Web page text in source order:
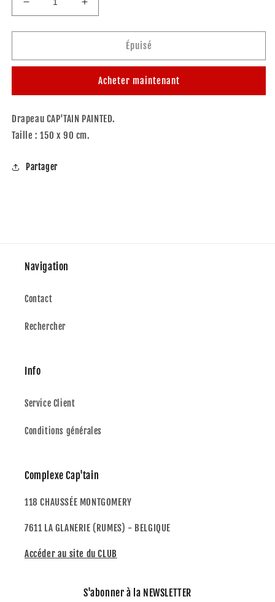
Réduire
la
quantité
DRAPEAU
Augmenter
la
quantité
DRAPEAU
PAINTED
Épuisé
Acheter maintenant
Drapeau CAP'TAIN PAINTED.
Taille : 150 x 90 cm.
Partager
Navigation
Contact
Rechercher
Info
Service Client
Conditions générales
Complexe Cap'tain
118 CHAUSSÉE MONTGOMERY
7611 LA GLANERIE (RUMES) - BELGIQUE
Accéder au site du CLUB
S'abonner à la NEWSLETTER